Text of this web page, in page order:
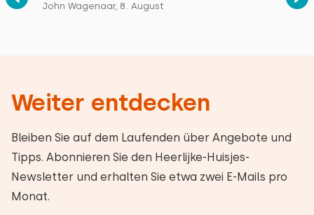
John Wagenaar, 8. August
Weiter entdecken
Bleiben Sie auf dem Laufenden über Angebote und
Tipps. Abonnieren Sie den Heerlijke-Huisjes-
Newsletter und erhalten Sie etwa zwei E-Mails pro
Monat.